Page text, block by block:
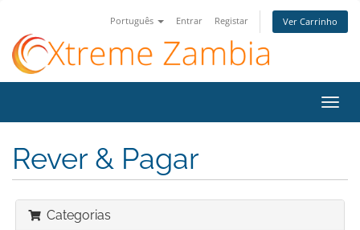
Português Entrar Registar Ver Carrinho
Rever & Pagar
Categorias